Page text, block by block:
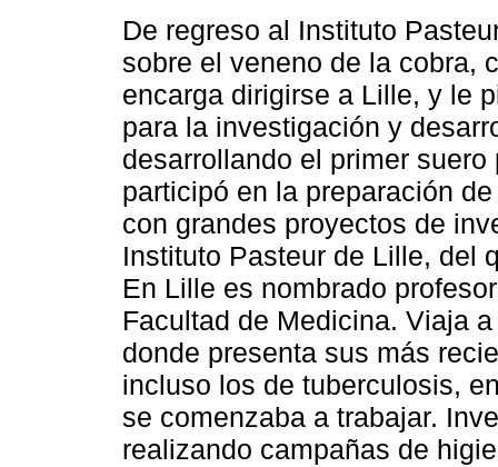
De regreso al Instituto
sobre el veneno de la cobra,
encarga dirigirse a Lille, y le
para la investigación y
desarrollando el primer
participó en la preparación
con grandes proyectos de
Instituto Pasteur de Lille, del
En Lille es nombrado
Facultad de Medicina. Viaja
donde presenta sus más
incluso los de tuberculosis,
se comenzaba a trabajar.
realizando campañas de